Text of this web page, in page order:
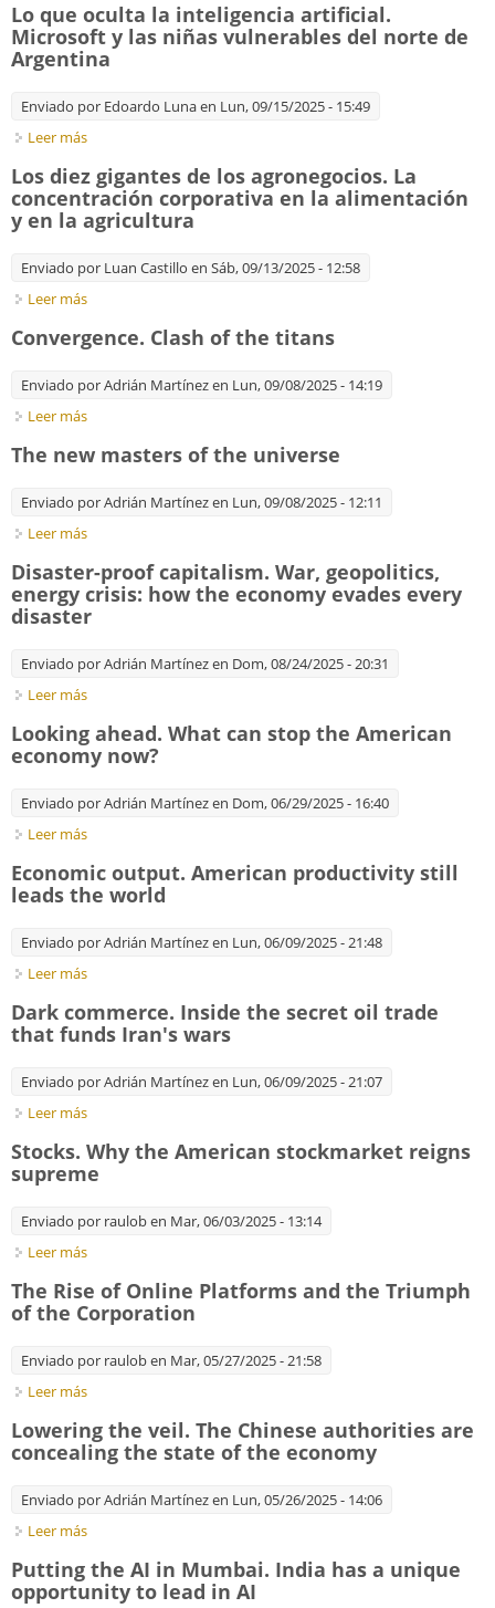
Lo que oculta la inteligencia artificial.
Microsoft y las niñas vulnerables del norte de
Argentina
Enviado por Edoardo Lunaen Lun, 09/15/2025 - 15:49
Leer más
Los diez gigantes de los agronegocios. La
concentración corporativa en la alimentación
y en la agricultura
Enviado por Luan Castillo en Sáb, 09/13/2025 - 12:58
Leer más
Convergence. Clash of the titans
Enviado porAdrián Martínezen Lun, 09/08/2025 - 14:19
Leer más
The new masters of the universe
Enviado porAdrián Martínezen Lun, 09/08/2025 - 12:11
Leer más
Disaster-proof capitalism. War, geopolitics,
energy crisis: how the economy evades every
disaster
Enviado porAdrián Martínezen Dom, 08/24/2025 - 20:31
Leer más
Looking ahead. What can stop the American
economy now?
Enviado porAdrián Martínezen Dom, 06/29/2025 - 16:40
Leer más
Economic output. American productivity still
leads the world
Enviado porAdrián Martínezen Lun, 06/09/2025 - 21:48
Leer más
Dark commerce. Inside the secret oil trade
that funds Iran's wars
Enviado porAdrián Martínezen Lun, 06/09/2025 - 21:07
Leer más
Stocks. Why the American stockmarket reigns
supreme
Enviado por rauloben Mar, 06/03/2025 - 13:14
Leer más
The Rise of Online Platforms and the Triumph
of the Corporation
Enviado por rauloben Mar, 05/27/2025 - 21:58
Leer más
Lowering the veil. The Chinese authorities are
concealing the state of the economy
Enviado porAdrián Martínezen Lun, 05/26/2025 - 14:06
Leer más
Putting the AI in Mumbai. India has a unique
opportunity to lead in AI